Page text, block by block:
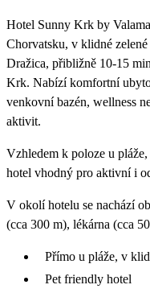
Hotel Sunny Krk by
Chorvatsku, v klidné
Dražica, přibližně 10-15
Krk. Nabízí komfortní
venkovní bazén, wellness
aktivit.
Vzhledem k poloze u
hotel vhodný pro aktivní i
V okolí hotelu se nachází
(cca 300 m), lékárna (cca
Přímo u pláže, v
Pet friendly hotel